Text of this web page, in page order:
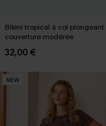
Bikini tropical à col plongeant
couverture modérée
32,00 €
NEW